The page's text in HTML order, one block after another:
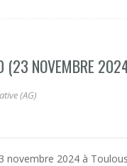
(23 NOVEMBRE
(AG)
novembre 2024 à